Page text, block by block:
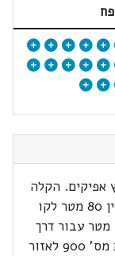
אפיקים. הקלה
מקו בניין לדרך אזורית מס' 900 מקו בניין 80 מטר לקו
בניין 35 מ' להסדרת מבנים קיימים ו- 24 מטר עבור דרך
מס' 3. הסדרת כניסה נוספת מדרך אזורית מס' 900 לאזור